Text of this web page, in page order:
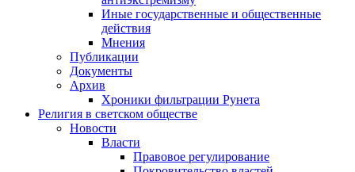
Иные государственные и общественные
действия
Мнения
Публикации
Документы
Архив
Хроники фильтрации Рунета
Религия в светском обществе
Новости
Власти
Правовое регулирование